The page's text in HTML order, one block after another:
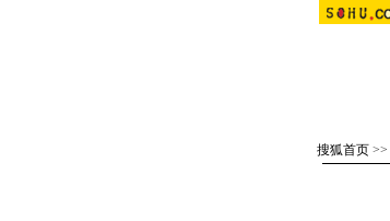
搜狐首页 >>